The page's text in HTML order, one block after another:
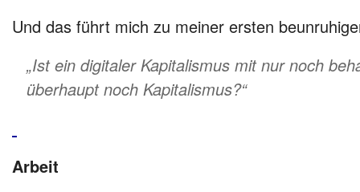
Und das führt mich zu meiner ersten
„Ist ein digitaler Kapitalismus mit nur noch
überhaupt noch Kapitalismus?“
Arbeit